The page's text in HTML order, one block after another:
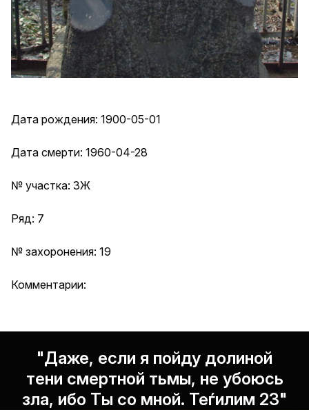
Дата рождения: 1900-05-01
Дата смерти: 1960-04-28
№ участка: 3Ж
Ряд: 7
№ захоронения: 19
Комментарии:
"Даже, если я пойду долиной
тени смертной тьмы, не убоюсь
зла, ибо Ты со мной. Теѓилим 23"